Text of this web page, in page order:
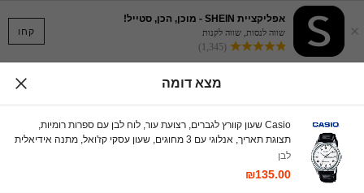
קחו ×
אפליקציית SHEIN - מוכן, הכן, סטייל!
שווה לנסות, שווה לקנות
(1,345)
מצא דומה
Casio שעון קוורץ לגברים, רצועת עור, לוח לבן עם ספרות רומיות,
תצוגת תאריך, אנלוגי עם 3 מחוגים, שעון עסקי קז'ואל, מתנה אידיאלית
לגברים, ללבישה יומיומית MTP-V006L-7B
לבן
₪135.00